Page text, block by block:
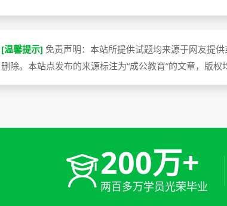
[温馨提示] 免责声明：本站所提供试题均来源于网友提
删除。本站点发布的来源标注为“成公教育”的文章，版权
200万+
两百多万学员光荣毕业